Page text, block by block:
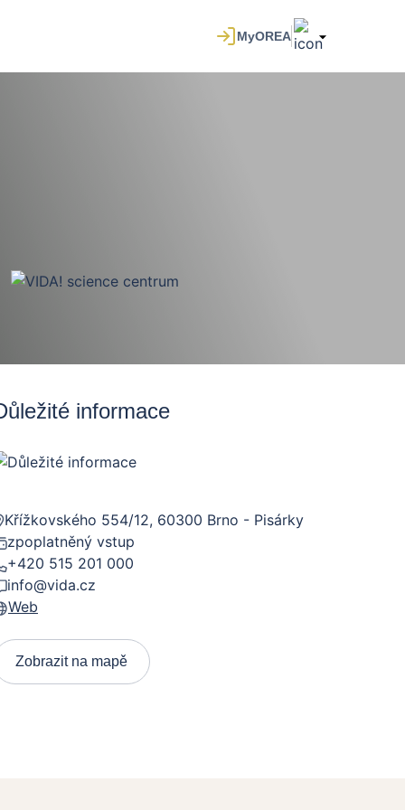
informace
Křížkovského 554/12, 60300 Brno - Pisárky
zpoplatněný vstup
+420 515 201 000
info@vida.cz
Web
Zobrazit na mapě